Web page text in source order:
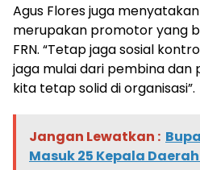
Agus Flores juga
merupakan promotor yang
FRN. “Tetap jaga sosial
jaga mulai dari pembina dan
kita tetap solid di organisasi”.
Jangan Lewatkan :
Masuk 25 Kepala